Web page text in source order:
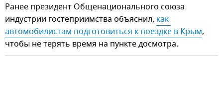
Ранее президент Общенационального союза
индустрии гостеприимства объяснил, как
автомобилистам подготовиться к поездке в Крым,
чтобы не терять время на пункте досмотра.